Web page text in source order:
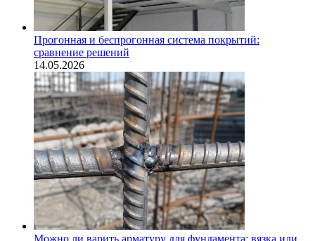
Прогонная и беспрогонная система покрытий:
сравнение решений
14.05.2026
Можно ли варить арматуру для фундамента: вязка или